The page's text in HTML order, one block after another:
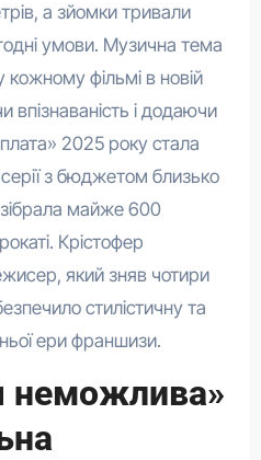
а зйомки тривали
умови. Музична тема
фільмі в новій
впізнаваність і додаючи
2025 року стала
з бюджетом близько
зібрала майже 600
Крістофер
який зняв чотири
стилістичну та
ери франшизи.
неможлива»